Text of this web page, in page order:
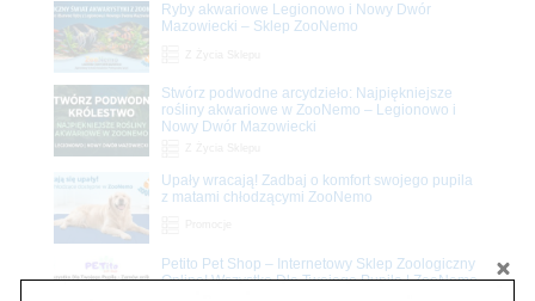
Ryby akwariowe Legionowo i Nowy Dwór
Mazowiecki – Sklep ZooNemo
Stwórz podwodne arcydzieło: Najpiękniejsze
rośliny akwariowe w ZooNemo – Legionowo i
Nowy Dwór Mazowiecki
Upały wracają! Zadbaj o komfort swojego pupila
z matami chłodzącymi ZooNemo
Petito Pet Shop – Internetowy Sklep Zoologiczny
Online! Wszystko Dla Twojego Pupila | ZooNemo